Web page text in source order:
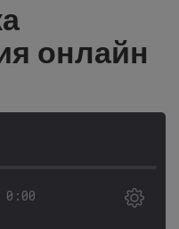
онлайн
0:00